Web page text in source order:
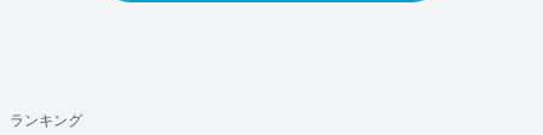
ランキング